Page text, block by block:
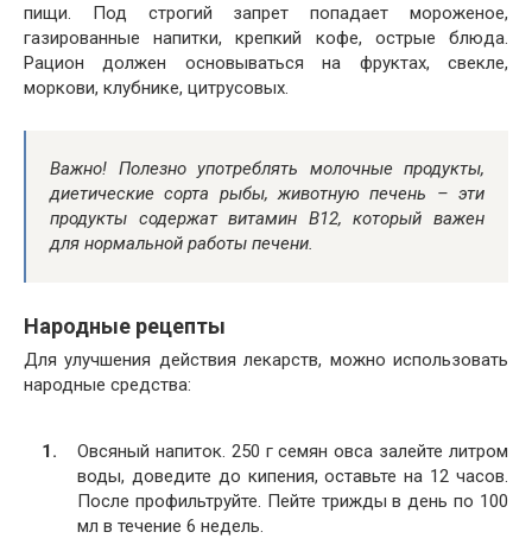
пищи. Под строгий запрет попадает мороженое,
газированные напитки, крепкий кофе, острые блюда.
Рацион должен основываться на фруктах, свекле,
моркови, клубнике, цитрусовых.
Важно! Полезно употреблять молочные продукты,
диетические сорта рыбы, животную печень – эти
продукты содержат витамин В12, который важен
для нормальной работы печени.
Народные рецепты
Для улучшения действия лекарств, можно использовать
народные средства:
Овсяный напиток. 250 г семян овса залейте литром
воды, доведите до кипения, оставьте на 12 часов.
После профильтруйте. Пейте трижды в день по 100
мл в течение 6 недель.